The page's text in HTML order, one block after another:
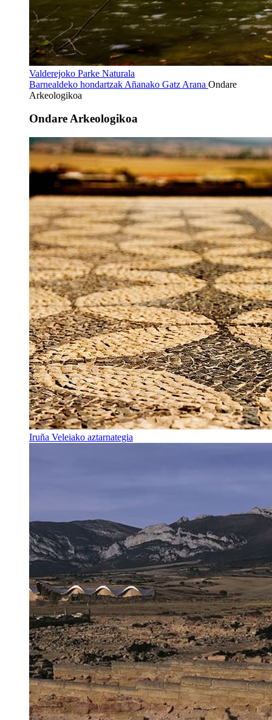
Valderejoko Parke Naturala
Barnealdeko hondartzak Añanako Gatz Arana Ondare
Arkeologikoa
Ondare Arkeologikoa
Iruña Veleiako aztarnategia